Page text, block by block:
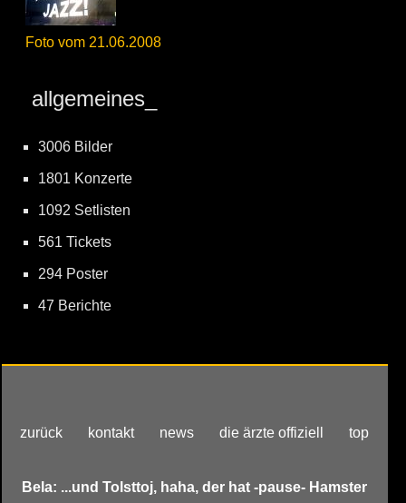
Foto vom 21.06.2008
allgemeines_
3006 Bilder
1801 Konzerte
1092 Setlisten
561 Tickets
294 Poster
47 Berichte
zurück kontakt news die ärzte offiziell top
Bela: ...und Tolsttoj, haha, der hat -pause- Hamster